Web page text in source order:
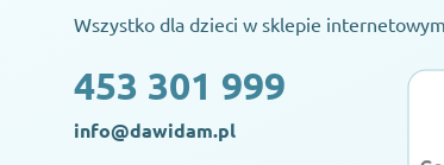
Wszystko dla dzieci w sklepie
453 301 999
info@dawidam.pl